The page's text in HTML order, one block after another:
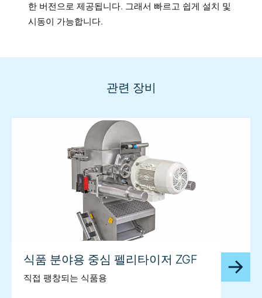
한 버전으로 제공됩니다. 그래서 빠르고 쉽게 설치 및
시동이 가능합니다.
관련 장비
식품 분야용 중심 펠리타이저 ZGF
직접 팽창되는 식품용